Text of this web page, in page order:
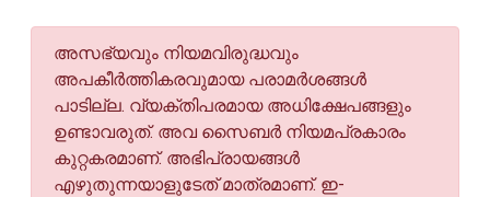
അസഭ്യവും നിയമവിരുദ്ധവും
അപകീര്‍ത്തികരവുമായ പരാമര്‍ശങ്ങള്‍
പാടില്ല. വ്യക്തിപരമായ അധിക്ഷേപങ്ങളും
ഉണ്ടാവരുത്. അവ സൈബര്‍ നിയമപ്രകാരം
കുറ്റകരമാണ്. അഭിപ്രായങ്ങള്‍
എഴുതുന്നയാളുടേത് മാത്രമാണ്. ഇ-